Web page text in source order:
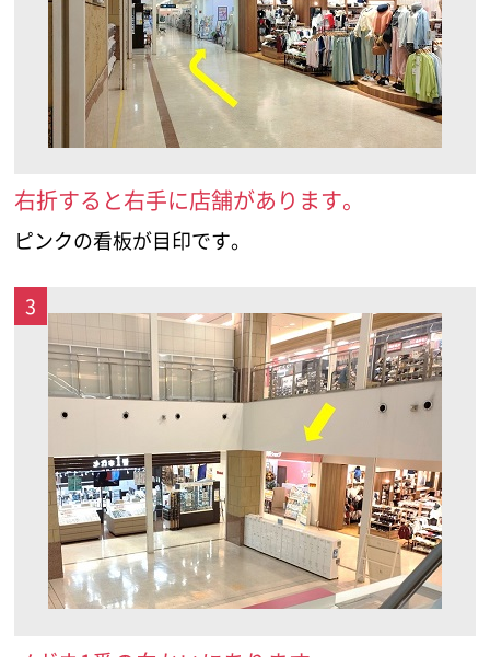
右折すると右手に店舗があります。
ピンクの看板が目印です。
3